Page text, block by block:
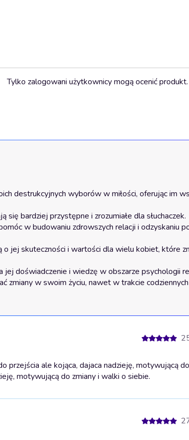
Tylko zalogowani użytkownicy mogą ocenić produkt.
destrukcyjnych wyborów w miłości, oferując im
bardziej przystępne i zrozumiałe dla słuchaczek.
w budowaniu zdrowszych relacji i odzyskaniu
jej skuteczności i wartości dla wielu kobiet, które
jej doświadczenie i wiedzę w obszarze psychologii
zmiany w swoim życiu, nawet w trakcie codziennych
ale kojąca, dajaca nadzieję, motywującą
motywującą do zmiany i walki o siebie.